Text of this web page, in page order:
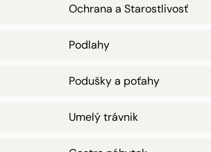
Ochrana a Starostlivosť
Podlahy
Podušky a poťahy
Umelý trávnik